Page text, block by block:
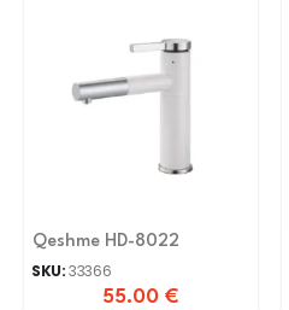
Qeshme HD-8022
SKU:33366
55.00 €